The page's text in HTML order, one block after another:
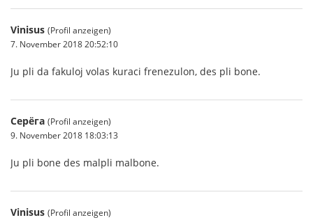
Vinisus (Profil anzeigen)
7. November 2018 20:52:10
Ju pli da fakuloj volas kuraci frenezulon, des pli bone.
Серёга (Profil anzeigen)
9. November 2018 18:03:13
Ju pli bone des malpli malbone.
Vinisus (Profil anzeigen)